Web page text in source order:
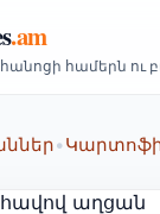
համերն ու
•